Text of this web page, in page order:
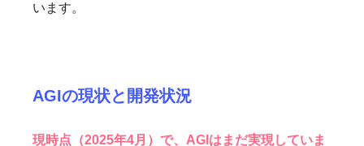
います。
AGIの現状と開発状況
現時点（2025年4月）で、AGIはまだ実現していま